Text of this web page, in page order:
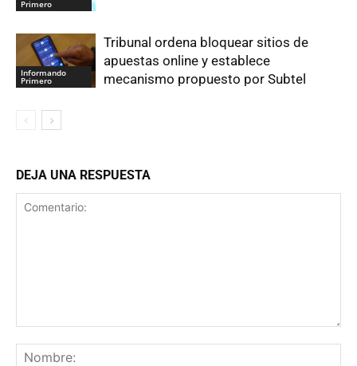
Primero
Informando
Primero
Tribunal ordena bloquear sitios de
apuestas online y establece
mecanismo propuesto por Subtel
DEJA UNA RESPUESTA